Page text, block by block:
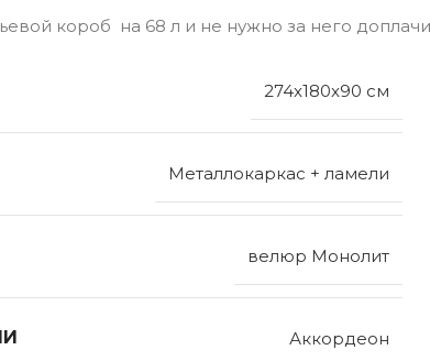
короб на 68 л и не нужно за него
274x180x90 см
Металлокаркас + ламели
велюр Монолит
Аккордеон